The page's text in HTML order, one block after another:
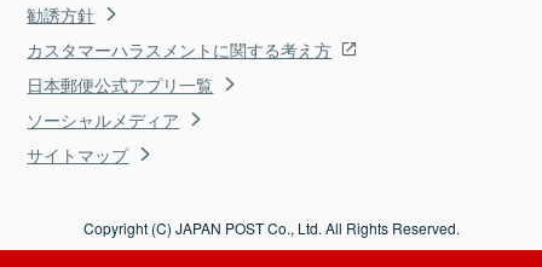
勧誘方針
カスタマーハラスメントに関する考え方
日本郵便公式アプリ一覧
ソーシャルメディア
サイトマップ
Copyright (C) JAPAN POST Co., Ltd. All Rights Reserved.